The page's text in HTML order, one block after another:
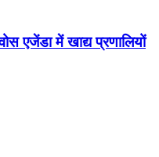
एजेंडा में खाद्य प्रणालियों